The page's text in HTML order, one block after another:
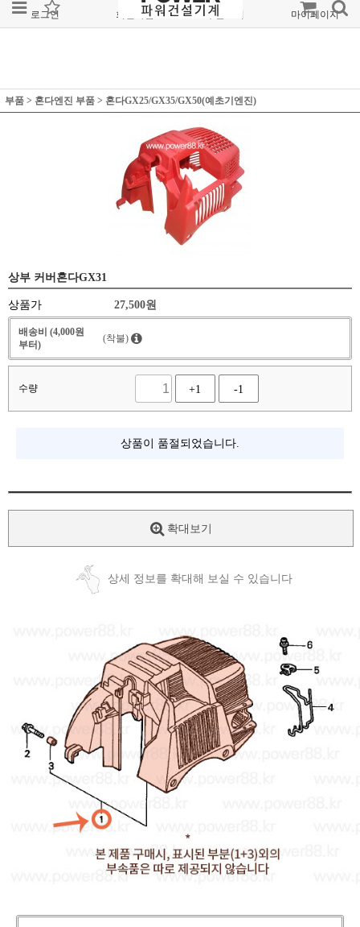
로그인 회원가입 주문조회 마이페이지
부품 > 혼다엔진 부품 > 혼다GX25/GX35/GX50(예초기엔진)
상부 커버혼다GX31
상품가 27,500원
배송비 (4,000원
부터)
(착불)
수량 +1 -1
상품이 품절되었습니다.
확대보기
상세 정보를 확대해 보실 수 있습니다